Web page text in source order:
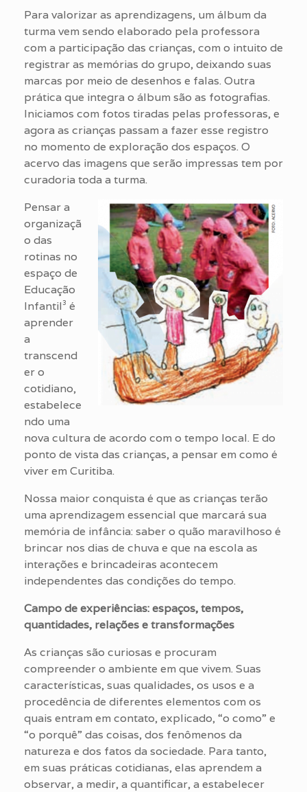
Para valorizar as aprendizagens, um álbum da
turma vem sendo elaborado pela professora
com a participação das crianças, com o intuito de
registrar as memórias do grupo, deixando suas
marcas por meio de desenhos e falas. Outra
prática que integra o álbum são as fotografias.
Iniciamos com fotos tiradas pelas professoras, e
agora as crianças passam a fazer esse registro
no momento de exploração dos espaços. O
acervo das imagens que serão impressas tem por
curadoria toda a turma.
Pensar a
organizaçã
o das
rotinas no
espaço de
Educação
Infantil³ é
aprender
a
transcend
er o
cotidiano,
estabelece
ndo uma
nova cultura de acordo com o tempo local. E do
ponto de vista das crianças, a pensar em como é
viver em Curitiba.
Nossa maior conquista é que as crianças terão
uma aprendizagem essencial que marcará sua
memória de infância: saber o quão maravilhoso é
brincar nos dias de chuva e que na escola as
interações e brincadeiras acontecem
independentes das condições do tempo.
Campo de experiências: espaços, tempos,
quantidades, relações e transformações
As crianças são curiosas e procuram
compreender o ambiente em que vivem. Suas
características, suas qualidades, os usos e a
procedência de diferentes elementos com os
quais entram em contato, explicado, “o como” e
“o porquê” das coisas, dos fenômenos da
natureza e dos fatos da sociedade. Para tanto,
em suas práticas cotidianas, elas aprendem a
observar, a medir, a quantificar, a estabelecer